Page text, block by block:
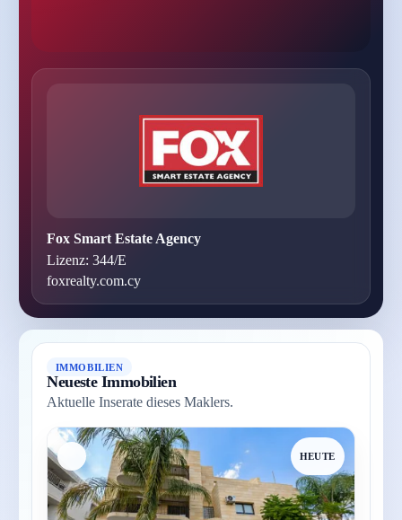
Fox Smart Estate Agency
Lizenz: 344/E
foxrealty.com.cy
IMMOBILIEN
Neueste Immobilien
Aktuelle Inserate dieses Maklers.
HEUTE